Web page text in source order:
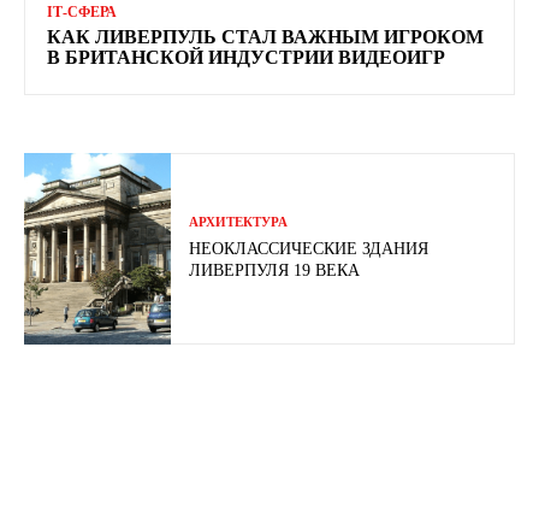
ІТ-СФЕРА
КАК ЛИВЕРПУЛЬ СТАЛ ВАЖНЫМ ИГРОКОМ
В БРИТАНСКОЙ ИНДУСТРИИ ВИДЕОИГР
АРХИТЕКТУРА
НЕОКЛАССИЧЕСКИЕ ЗДАНИЯ
ЛИВЕРПУЛЯ 19 ВЕКА